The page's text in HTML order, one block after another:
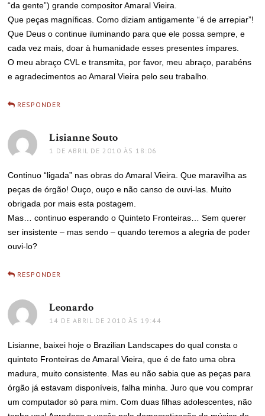
“da gente”) grande compositor Amaral Vieira.
Que peças magníficas. Como diziam antigamente “é de arrepiar”!
Que Deus o continue iluminando para que ele possa sempre, e
cada vez mais, doar à humanidade esses presentes ímpares.
O meu abraço CVL e transmita, por favor, meu abraço, parabéns
e agradecimentos ao Amaral Vieira pelo seu trabalho.
RESPONDER
Lisianne Souto
1 DE ABRIL DE 2010 ÀS 18:06
Continuo “ligada” nas obras do Amaral Vieira. Que maravilha as
peças de órgão! Ouço, ouço e não canso de ouvi-las. Muito
obrigada por mais esta postagem.
Mas… continuo esperando o Quinteto Fronteiras… Sem querer
ser insistente – mas sendo – quando teremos a alegria de poder
ouvi-lo?
RESPONDER
Leonardo
14 DE ABRIL DE 2010 ÀS 19:44
Lisianne, baixei hoje o Brazilian Landscapes do qual consta o
quinteto Fronteiras de Amaral Vieira, que é de fato uma obra
madura, muito consistente. Mas eu não sabia que as peças para
órgão já estavam disponíveis, falha minha. Juro que vou comprar
um computador só para mim. Com duas filhas adolescentes, não